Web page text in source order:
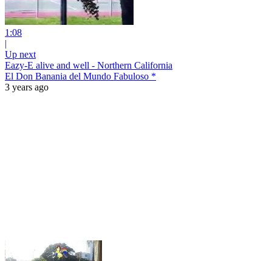
1:08
|
Up next
Eazy-E alive and well - Northern California
El Don Banania del Mundo Fabuloso *
3 years ago